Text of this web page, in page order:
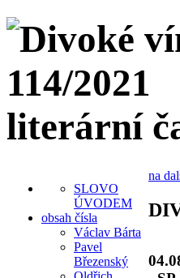
literární
SLOVO
ÚVODEM
obsah čísla
Václav Bárta
Pavel
Březenský
na